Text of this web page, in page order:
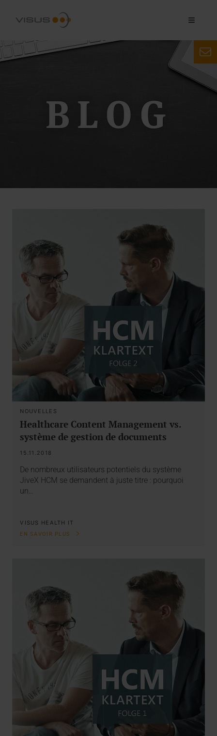
NOUVELLES
Healthcare Content Management vs.
système de gestion de documents
15.11.2018
De nombreux utilisateurs potentiels du système
JiveX HCM se demandent à juste titre : pourquoi
un…
VISUS HEALTH IT
EN SAVOIR PLUS